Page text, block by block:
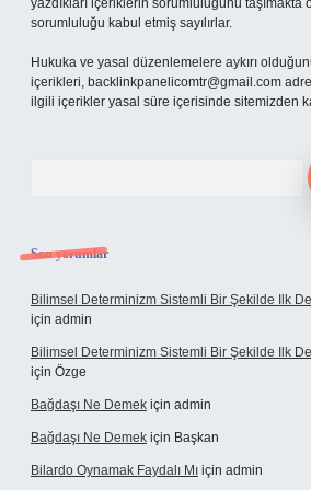
yazdıkları içeriklerin sorumluluğunu taşımakta
sorumluluğu kabul etmiş sayılırlar.
Hukuka ve yasal düzenlemelere aykırı
içerikleri, backlinkpanelicomtr@gmail.com
ilgili içerikler yasal süre içerisinde sitemizden
Son yorumlar
Bilimsel Determinizm Sistemli Bir Şekilde Ilk
için admin
Bilimsel Determinizm Sistemli Bir Şekilde Ilk
için Özge
Bağdaşı Ne Demek için admin
Bağdaşı Ne Demek için Başkan
Bilardo Oynamak Faydalı Mı için admin